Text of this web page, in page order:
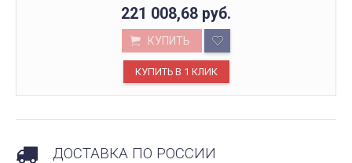
221 008,68 руб.
КУПИТЬ
ДОСТАВКА ПО РОССИИ